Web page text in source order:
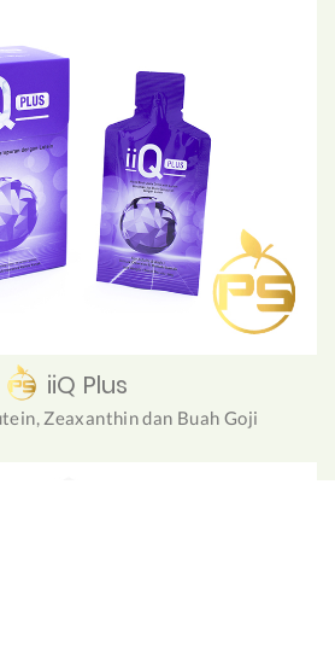
iiQ Plus
Zeaxanthin dan Buah Goji